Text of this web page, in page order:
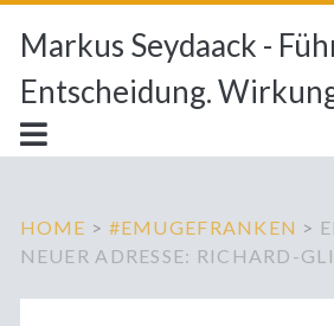
Markus Seydaack -
Entscheidung.
HOME > #EMUGEFRANKEN >
NEUER ADRESSE: RICHARD-